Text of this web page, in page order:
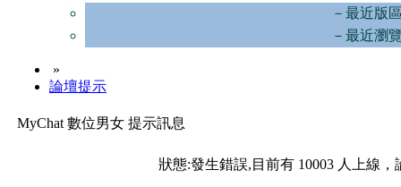
－最近版
－最近瀏
»
論壇提示
MyChat 數位男女 提示訊息
狀態:發生錯誤,目前有 10003 人上線